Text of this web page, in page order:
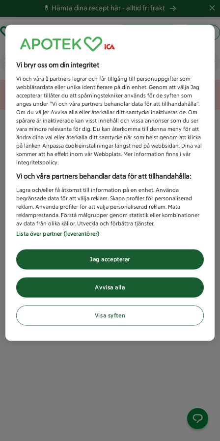
💊 Hämta dina recept här -alltid fri frakt
Vad letar du efter idag?
Unknown error
Vi bryr oss om din integritet
Vi och våra1 partners lagrar och får tillgång till personuppgifter som
webbläsardata eller unika identifierare på din enhet. Genom att välja Jag
accepterar tillåter du att spårningstekniker används för de syften som
anges under ”Vi och våra partners behandlar data för att tillhandahålla”.
Om du väljer Avvisa alla eller återkallar ditt samtycke inaktiveras de. Om
spårare är inaktiverade kan visst innehåll och vissa annonser som du ser
vara mindre relevanta för dig. Du kan återkomma till denna meny för att
ändra dina val eller återkalla ditt samtycke när som helst genom att klicka
på länken Anpassa cookieinställningar längst ned på webbsidan. Dina val
kommer att ha effekt inom vår Webbplats. Mer information finns i vår
integritetspolicy.
Vi och våra partners behandlar data för att tillhandahålla:
Lagra och/eller få åtkomst till information på en enhet. Använda
begränsade data för att välja reklam. Skapa profiler för personaliserad
reklam. Använda profiler för att välja personaliserad reklam. Mäta
reklamprestanda. Förstå målgrupper genom statistik eller kombinationer
av data från olika källor. Utveckla och förbättra tjänster.
Lista över partner (leverantörer)
Avvisa alla
Jag accepterar
Visa syften